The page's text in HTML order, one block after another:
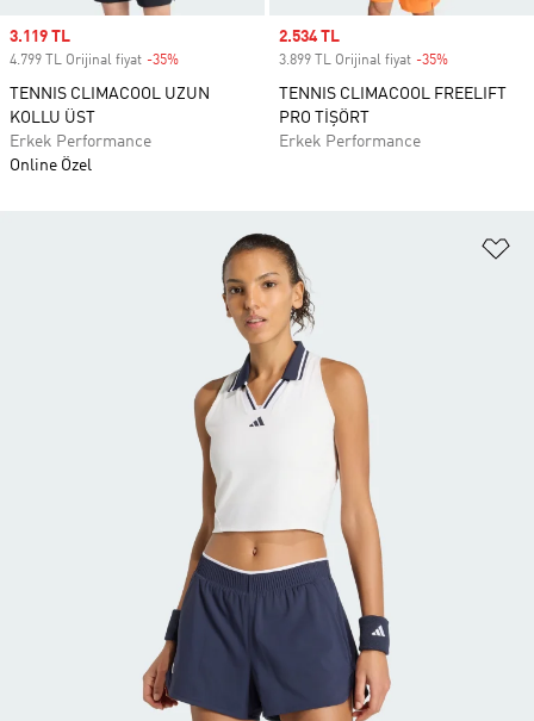
Sale price
3.119 TL
4.799 TL Orijinal fiyat -35%
TENNIS CLIMACOOL UZUN
KOLLU ÜST
Erkek Performance
Online Özel
Sale price
2.534 TL
3.899 TL Orijinal fiyat -35%
TENNIS CLIMACOOL FREELIFT
PRO TİŞÖRT
Erkek Performance